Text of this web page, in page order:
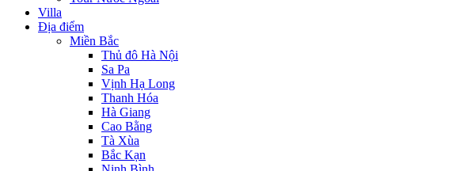
Villa
Địa điểm
Miền Bắc
Thủ đô Hà Nội
Sa Pa
Vịnh Hạ Long
Thanh Hóa
Hà Giang
Cao Bằng
Tà Xùa
Bắc Kạn